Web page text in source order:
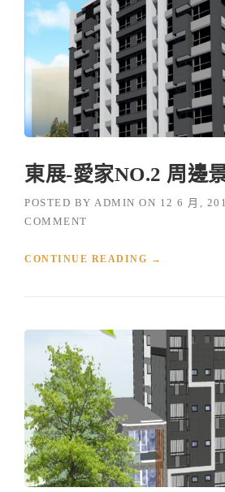
東展-愛家NO.2 周邊
POSTED BY ADMIN ON 12 6 月,
COMMENT
CONTINUE READING
家
N
O
.
2
周
邊
景
色
介
→